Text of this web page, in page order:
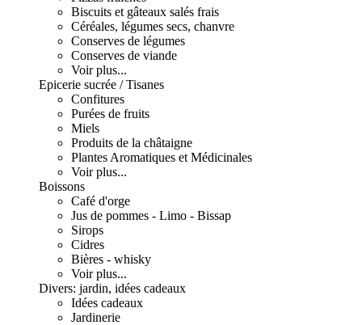
Biscuits et gâteaux salés frais
Céréales, légumes secs, chanvre
Conserves de légumes
Conserves de viande
Voir plus...
Epicerie sucrée / Tisanes
Confitures
Purées de fruits
Miels
Produits de la châtaigne
Plantes Aromatiques et Médicinales
Voir plus...
Boissons
Café d'orge
Jus de pommes - Limo - Bissap
Sirops
Cidres
Bières - whisky
Voir plus...
Divers: jardin, idées cadeaux
Idées cadeaux
Jardinerie